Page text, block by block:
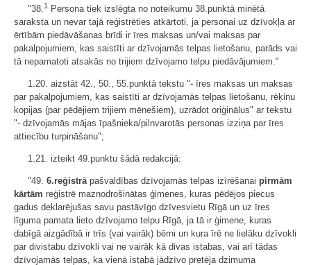
"38.1
Persona tiek izslēgta no noteikumu 38.punktā minētā
saraksta un nevar tajā reģistrēties atkārtoti, ja personai uz dzīvokļa ar
ērtībām piedāvāšanas brīdi ir īres maksas un/vai maksas par
pakalpojumiem, kas saistīti ar dzīvojamās telpas lietošanu, parāds vai
tā nepamatoti atsakās no trijiem dzīvojamo telpu piedāvājumiem."
1.20. aizstāt 42., 50., 55.punktā tekstu "- īres maksas un maksas
par pakalpojumiem, kas saistīti ar dzīvojamās telpas lietošanu, rēķinu
kopijas (par pēdējiem trijiem mēnešiem), uzrādot oriģinālus" ar tekstu
"- dzīvojamās mājas īpašnieka/pilnvarotās personas izziņa par īres
attiecību turpināšanu";
1.21. izteikt 49.punktu šādā redakcijā:
"49. 6.reģistrāpašvaldības dzīvojamās telpas izīrēšanai pirmām
kārtām reģistrē maznodrošinātas ģimenes, kuras pēdējos piecus
gadus deklarējušas savu pastāvīgo dzīvesvietu Rīgā un uz īres
līguma pamata lieto dzīvojamo telpu Rīgā, ja tā ir ģimene, kuras
dabīgā aizgādībā ir trīs (vai vairāk) bērni un kura īrē ne lielāku dzīvokli
par divistabu dzīvokli vai ne vairāk kā divas istabas, vai arī tādas
dzīvojamās telpas, ka vienā istabā jādzīvo pretēja dzimuma